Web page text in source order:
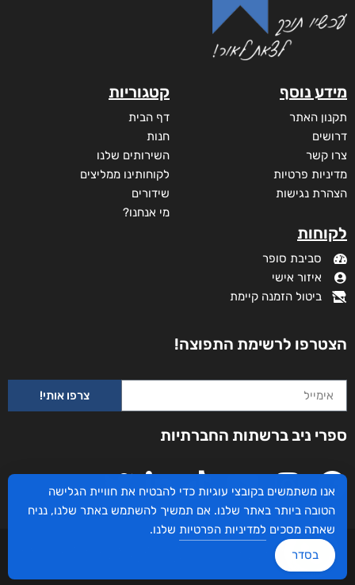
מידע נוסף
תקנון האתר
דרושים
צרו קשר
מדיניות פרטיות
הצהרת נגישות
לקוחות
סביבת סופר
איזור אישי
ביטול הזמנה קיימת
קטגוריות
דף הבית
חנות
השירותים שלנו
לקוחותינו ממליצים
שידורים
מי אנחנו?
הצטרפו לרשימת התפוצה!
צרפו אותי!
ספרי ניב ברשתות החברתיות
עיצוב ובניית האתר: ספרי ניב © כל הזכויות שמורות. בוקסאי טכנולוגיות בע"מ שד אבא
אנו משתמשים בקובצי עוגיות כדי להבטיח את חוויית הגלישה
הטובה ביותר באתר שלנו. אם תמשיך להשתמש באתר שלנו, נניח
שאתה מסכים למדיניות הפרטיות שלנו.
בסדר